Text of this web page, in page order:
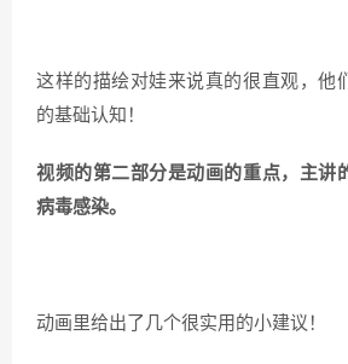
这样的描绘对娃来说真的很直观，他
的基础认知！
视频的第二部分是动画的重点，主讲
病毒感染。
动画里给出了几个很实用的小建议！